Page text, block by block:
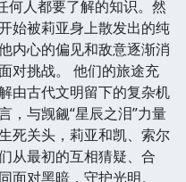
何人都要了解的知识。然
始被莉亚身上散发出的纯
内心的偏见和敌意逐渐消
对挑战。 他们的旅途充
由古代文明留下的复杂机
，与觊觎“星辰之泪”力量
死关头，莉亚和凯、索尔
从最初的互相猜疑、合
面对黑暗，守护光明。